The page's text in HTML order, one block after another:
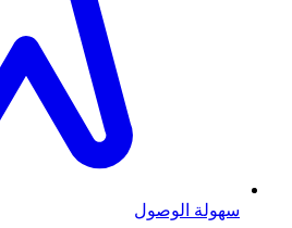
سهولة الوصول